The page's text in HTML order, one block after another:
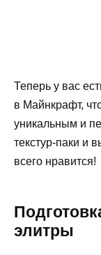
Теперь у вас
в Майнкрафт,
уникальным и
текстур-паки и
всего нравится!
элитры